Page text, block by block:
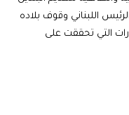
اللبناني وقوف بلاده
التي تحققت على